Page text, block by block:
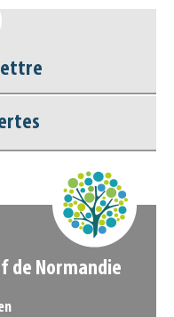
de Normandie